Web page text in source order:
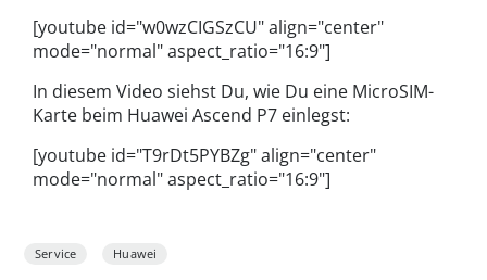
[youtube id="w0wzCIGSzCU" align="center"
mode="normal" aspect_ratio="16:9"]
In diesem Video siehst Du, wie Du eine MicroSIM-
Karte beim Huawei Ascend P7 einlegst:
[youtube id="T9rDt5PYBZg" align="center"
mode="normal" aspect_ratio="16:9"]
Service Huawei